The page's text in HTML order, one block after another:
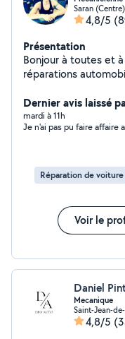
Saran (Centre)
4,8/5
Présentation
Bonjour à toutes et à tous, Je fais
réparations automobiles, entretiens,
électroniques. Je suis soigneuse et méticuleuse !
rénovation optique de phare. Je peux
des petits travaux
quelqu'un
appel à moi
Dernier avis laissé
mardi à 11h
Réparation de voiture
Voir le
Daniel
Mecanique
Saint-Jean-
4,8/5